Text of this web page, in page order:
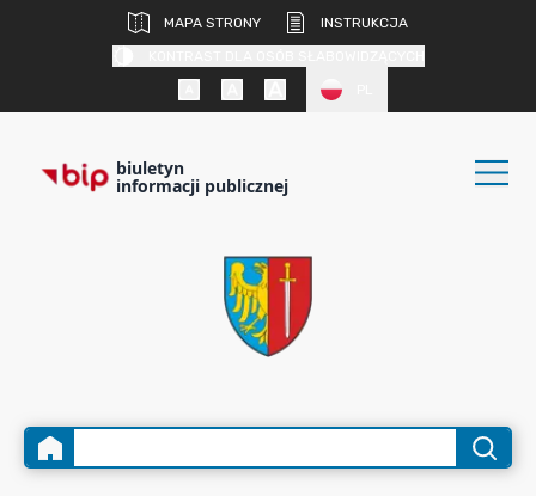
MAPA STRONY
INSTRUKCJA
biuletyn
informacji publicznej